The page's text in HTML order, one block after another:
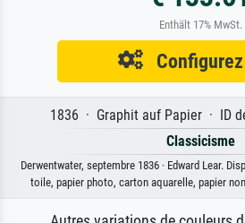
Enthält 17% MwSt.
1836 · Graphit auf Papier · ID
Classicisme
Derwentwater, septembre 1836 · Edward Lear.
toile, papier photo, carton aquarelle, papier